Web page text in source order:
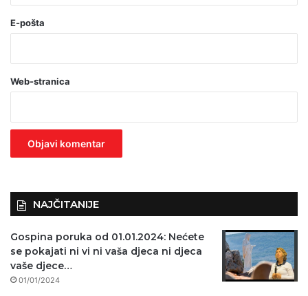
o
a
v
z
E-pošta
Web-stranica
NAJČITANIJE
Gospina poruka od 01.01.2024: Nećete
se pokajati ni vi ni vaša djeca ni djeca
vaše djece…
01/01/2024